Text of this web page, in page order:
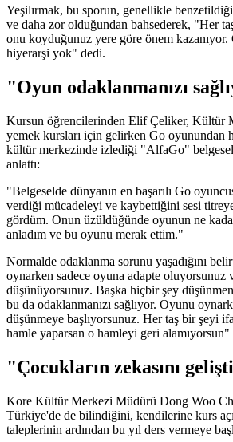
Yeşilırmak, bu sporun, genellikle
ve daha zor olduğundan bahsederek, "Her
onu koyduğunuz yere göre önem
hiyerarşi yok" dedi.
"Oyun odaklanmanızı
Kursun öğrencilerinden Elif Çeliker, Kültür
yemek kursları için gelirken Go oyunundan
kültür merkezinde izlediği "AlfaGo"
anlattı:
"Belgeselde dünyanın en başarılı Go
verdiği mücadeleyi ve kaybettiğini sesi
gördüm. Onun üzüldüğünde oyunun ne
anladım ve bu oyunu merak ettim."
Normalde odaklanma sorunu yaşadığını
oynarken sadece oyuna adapte oluyorsunuz
düşünüyorsunuz. Başka hiçbir şey
bu da odaklanmanızı sağlıyor. Oyunu
düşünmeye başlıyorsunuz. Her taş bir şeyi
hamle yaparsan o hamleyi geri alamıyorsun"
"Çocukların zekasını
Kore Kültür Merkezi Müdürü Dong Woo
Türkiye'de de bilindiğini, kendilerine kurs
taleplerinin ardından bu yıl ders vermeye